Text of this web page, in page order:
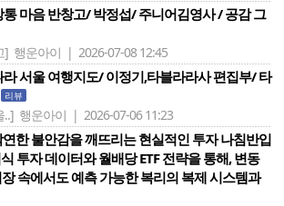
마음 반창고/ 박정섭/ 주니어김영사 / 공감 그
] 행운아이 | 2026-07-08 12:45
서울 여행지도/ 이정기,타블라라사 편집부/ 타
리뷰
..] 행운아이 | 2026-07-06 11:23
한 불안감을 깨뜨리는 현실적인 투자 나침반입
투자 데이터와 월배당 ETF 전략을 통해, 변동
속에서도 예측 가능한 복리의 복제 시스템과